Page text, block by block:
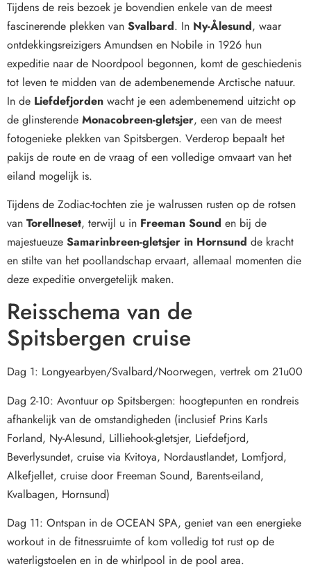
Tijdens de reis bezoek je bovendien enkele van de meest
fascinerende plekken van Svalbard. In Ny-Ålesund, waar
ontdekkingsreizigers Amundsen en Nobile in 1926 hun
expeditie naar de Noordpool begonnen, komt de geschiedenis
tot leven te midden van de adembenemende Arctische natuur.
In de Liefdefjorden wacht je een adembenemend uitzicht op
de glinsterende Monacobreen-gletsjer, een van de meest
fotogenieke plekken van Spitsbergen. Verderop bepaalt het
pakijs de route en de vraag of een volledige omvaart van het
eiland mogelijk is.
Tijdens de Zodiac-tochten zie je walrussen rusten op de rotsen
van Torellneset, terwijl u in Freeman Sound en bij de
majestueuze Samarinbreen-gletsjer in Hornsund de kracht
en stilte van het poollandschap ervaart, allemaal momenten die
deze expeditie onvergetelijk maken.
Reisschema van de
Spitsbergen cruise
Dag 1: Longyearbyen/Svalbard/Noorwegen, vertrek om 21u00
Dag 2-10: Avontuur op Spitsbergen: hoogtepunten en rondreis
afhankelijk van de omstandigheden (inclusief Prins Karls
Forland, Ny-Alesund, Lilliehook-gletsjer, Liefdefjord,
Beverlysundet, cruise via Kvitoya, Nordaustlandet, Lomfjord,
Alkefjellet, cruise door Freeman Sound, Barents-eiland,
Kvalbagen, Hornsund)
Dag 11: Ontspan in de OCEAN SPA, geniet van een energieke
workout in de fitnessruimte of kom volledig tot rust op de
waterligstoelen en in de whirlpool in de pool area.